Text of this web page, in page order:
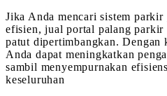
Jika Anda mencari sistem
efisien, jual portal palang parkir
patut dipertimbangkan. Dengan
Anda dapat meningkatkan
sambil menyempurnakan
keseluruhan